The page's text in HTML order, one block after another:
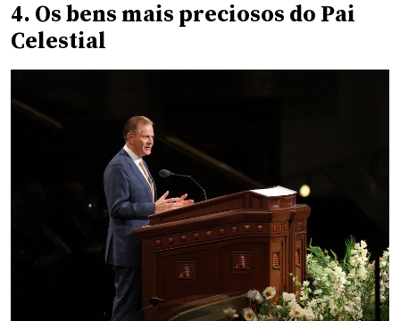
4. Os bens mais preciosos do Pai
Celestial